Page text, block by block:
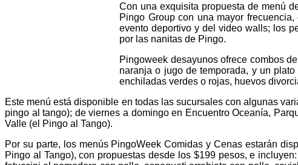
Con una exquisita propuesta de menú
Pingo Group con una mayor
evento deportivo y del video walls; los
por las nanitas de Pingo.
Pingoweek desayunos ofrece combos
naranja o jugo de temporada, y un
enchiladas verdes o rojas, huevos
Este menú está disponible en todas las sucursales con algunas
pingo al tango); de viernes a domingo en Encuentro Oceanía,
Valle (el Pingo al Tango).
Por su parte, los menús PingoWeek Comidas y Cenas estarán
Pingo al Tango), con propuestas desde los $199 pesos, e